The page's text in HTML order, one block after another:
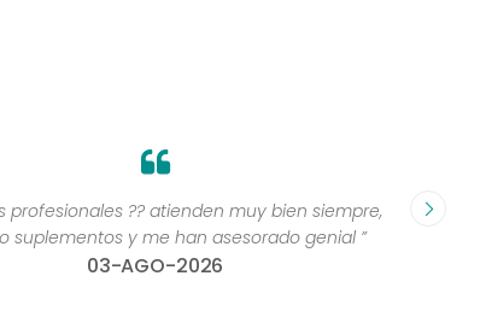
profesionales ?? atienden muy bien siempre,
suplementos y me han asesorado genial ”
03-AGO-2026